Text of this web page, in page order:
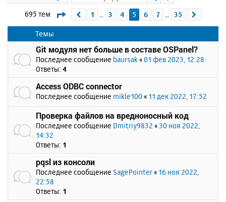
695 тем Страница из 35
Пред.
1 3 4 5 6 7 35
Темы
Git модуля нет больше в составе OSPanel?
Последнее сообщение baursak «01 фев 2023, 12:28
Ответы: 4
Access ODBC connector
Последнее сообщение mikle100 « 11 дек 2022, 17:52
Проверка файлов на вредноносный код
Последнее сообщение Dmitriy9832 « 30 ноя 2022,
14:32
Ответы: 1
pqsl из консоли
Последнее сообщение SagePointer « 16 ноя 2022,
22:58
Ответы: 1